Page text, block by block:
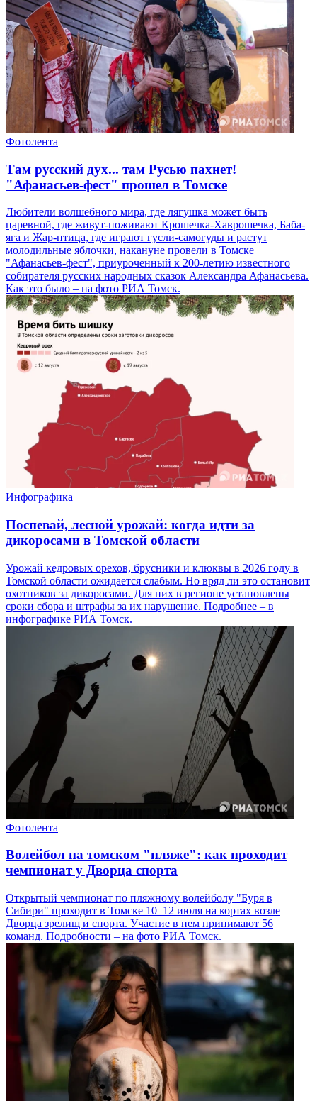
Фотолента
Там русский дух... там Русью пахнет!
"Афанасьев-фест" прошел в Томске
Любители волшебного мира, где лягушка может быть
царевной, где живут-поживают Крошечка-Хаврошечка, Баба-
яга и Жар-птица, где играют гусли-самогуды и растут
молодильные яблочки, накануне провели в Томске
"Афанасьев-фест", приуроченный к 200-летию известного
собирателя русских народных сказок Александра Афанасьева.
Как это было – на фото РИА Томск.
Инфографика
Поспевай, лесной урожай: когда идти за
дикоросами в Томской области
Урожай кедровых орехов, брусники и клюквы в 2026 году в
Томской области ожидается слабым. Но вряд ли это остановит
охотников за дикоросами. Для них в регионе установлены
сроки сбора и штрафы за их нарушение. Подробнее – в
инфографике РИА Томск.
Фотолента
Волейбол на томском "пляже": как проходит
чемпионат у Дворца спорта
Открытый чемпионат по пляжному волейболу "Буря в
Сибири" проходит в Томске 10–12 июля на кортах возле
Дворца зрелищ и спорта. Участие в нем принимают 56
команд. Подробности – на фото РИА Томск.